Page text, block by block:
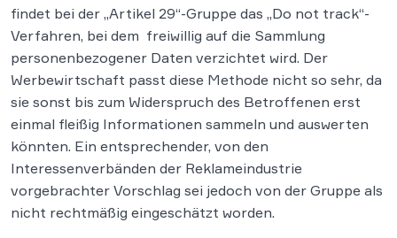
findet bei der „Artikel 29“-Gruppe das „Do not track“-
Verfahren, bei dem freiwillig auf die Sammlung
personenbezogener Daten verzichtet wird. Der
Werbewirtschaft passt diese Methode nicht so sehr, da
sie sonst bis zum Widerspruch des Betroffenen erst
einmal fleißig Informationen sammeln und auswerten
könnten. Ein entsprechender, von den
Interessenverbänden der Reklameindustrie
vorgebrachter Vorschlag sei jedoch von der Gruppe als
nicht rechtmäßig eingeschätzt worden.